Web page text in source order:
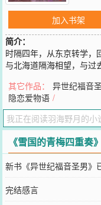
加入书架
简介：
时隔四年，从东京转学，
与北海道隔海相望，与过
了解对方的人。”】徘徊
快乐，不知疲倦。【“不
同欢笑，也一起沉沦。
您要是觉得《雪国的青梅
微博微信里的朋友推荐哦
其它作品： 异世纪福音
隐恋爱物语 /
《雪国的青梅四重奏
新书《异世纪福音圣男》
完结感言